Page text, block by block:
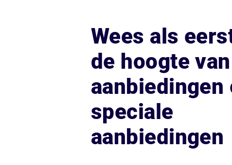
Wees als
de hoogte van
aanbiedingen
speciale
aanbiedingen